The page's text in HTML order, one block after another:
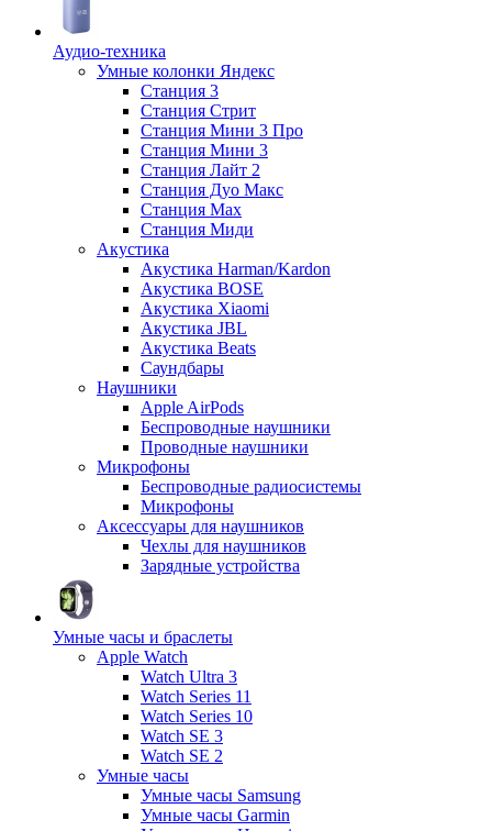
Аудио-техника
Умные колонки Яндекс
Станция 3
Станция Стрит
Станция Мини 3 Про
Станция Мини 3
Станция Лайт 2
Станция Дуо Макс
Станция Max
Станция Миди
Акустика
Акустика Harman/Kardon
Акустика BOSE
Акустика Xiaomi
Акустика JBL
Акустика Beats
Саундбары
Наушники
Apple AirPods
Беспроводные наушники
Проводные наушники
Микрофоны
Беспроводные радиосистемы
Микрофоны
Аксессуары для наушников
Чехлы для наушников
Зарядные устройства
Умные часы и браслеты
Apple Watch
Watch Ultra 3
Watch Series 11
Watch Series 10
Watch SE 3
Watch SE 2
Умные часы
Умные часы Samsung
Умные часы Garmin